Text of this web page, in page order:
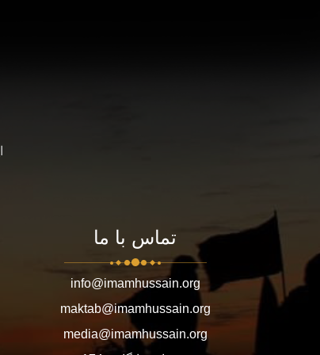
تماس با ما
info@imamhussain.org
maktab@imamhussain.org
media@imamhussain.org